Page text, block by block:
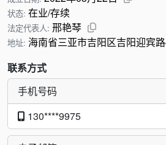
状态: 在业/存续
法定代表人: 邢艳琴
地址: 海南省三亚市吉阳区吉阳迎宾
联系方式
手机号码
130****9975